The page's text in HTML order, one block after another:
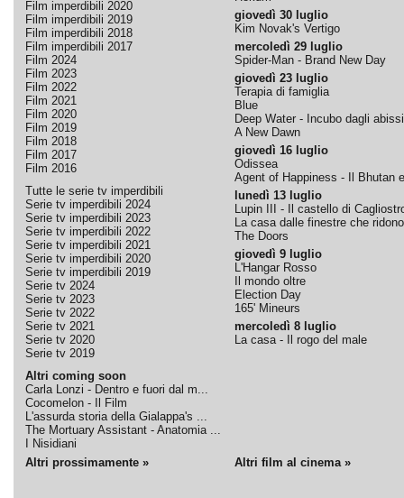
Film imperdibili 2020
Film imperdibili 2019
Film imperdibili 2018
Film imperdibili 2017
Film 2024
Film 2023
Film 2022
Film 2021
Film 2020
Film 2019
Film 2018
Film 2017
Film 2016
Tutte le serie tv imperdibili
Serie tv imperdibili 2024
Serie tv imperdibili 2023
Serie tv imperdibili 2022
Serie tv imperdibili 2021
Serie tv imperdibili 2020
Serie tv imperdibili 2019
Serie tv 2024
Serie tv 2023
Serie tv 2022
Serie tv 2021
Serie tv 2020
Serie tv 2019
Altri coming soon
Carla Lonzi - Dentro e fuori dal m...
Cocomelon - Il Film
L'assurda storia della Gialappa's ...
The Mortuary Assistant - Anatomia ...
I Nisidiani
giovedì 30 luglio
Kim Novak's Vertigo
mercoledì 29 luglio
Spider-Man - Brand New Day
giovedì 23 luglio
Terapia di famiglia
Blue
Deep Water - Incubo dagli abissi
A New Dawn
giovedì 16 luglio
Odissea
Agent of Happiness - Il Bhutan
lunedì 13 luglio
Lupin III - Il castello di
La casa dalle finestre che ridono
The Doors
giovedì 9 luglio
L'Hangar Rosso
Il mondo oltre
Election Day
165' Mineurs
mercoledì 8 luglio
La casa - Il rogo del male
Altri prossimamente » Altri film al cinema »